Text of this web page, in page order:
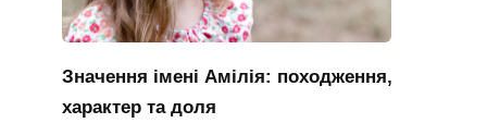
Значення імені Амілія: походження,
характер та доля